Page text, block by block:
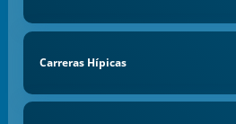
Carreras Hípicas